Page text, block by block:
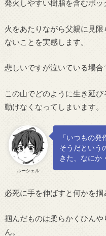
発火しやすい樹脂を含むボッ
火をあたりながら父親に見
ないことを実感します。
悲しいですが泣いている場合
この山でどのように生き延
動けなくなってしまいます。
ルーシェル
「いつもの
そうだという
きた、なにか
必死に手を伸ばすと何かを掴
掴んだものは柔らかくひん
ん。